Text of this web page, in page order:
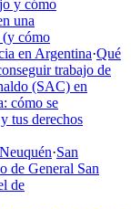
y cómo
una
(y cómo
en Argentina·Qué
trabajo de
(SAC) en
cómo se
tus derechos
Neuquén·San
de General San
de